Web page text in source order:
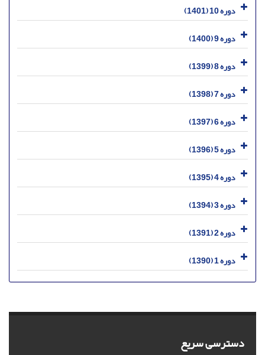
دوره 10 (1401)
دوره 9 (1400)
دوره 8 (1399)
دوره 7 (1398)
دوره 6 (1397)
دوره 5 (1396)
دوره 4 (1395)
دوره 3 (1394)
دوره 2 (1391)
دوره 1 (1390)
دسترسی سریع